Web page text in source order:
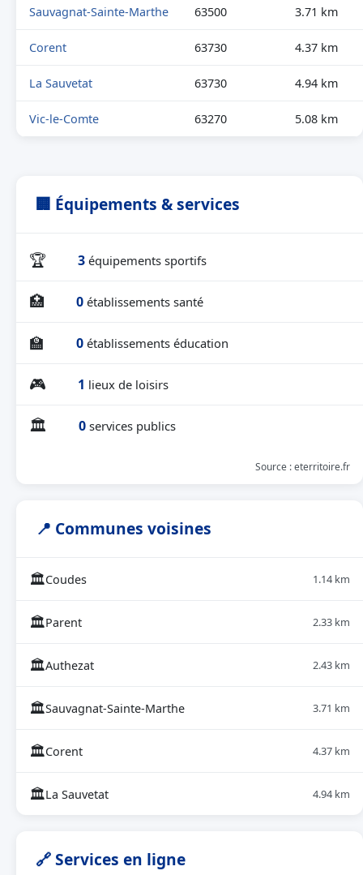
Sauvagnat-Sainte-Marthe 63500 3.71 km
Corent 63730 4.37 km
La Sauvetat 63730 4.94 km
Vic-le-Comte 63270 5.08 km
🏢 Équipements & services
🏆 3 équipements sportifs
🏥 0 établissements santé
🏫 0 établissements éducation
🎮 1 lieux de loisirs
🏛 0 services publics
Source : eterritoire.fr
📍 Communes voisines
🏛Coudes 1.14 km
🏛Parent 2.33 km
🏛Authezat 2.43 km
🏛Sauvagnat-Sainte-Marthe 3.71 km
🏛Corent 4.37 km
🏛La Sauvetat 4.94 km
🔗 Services en ligne